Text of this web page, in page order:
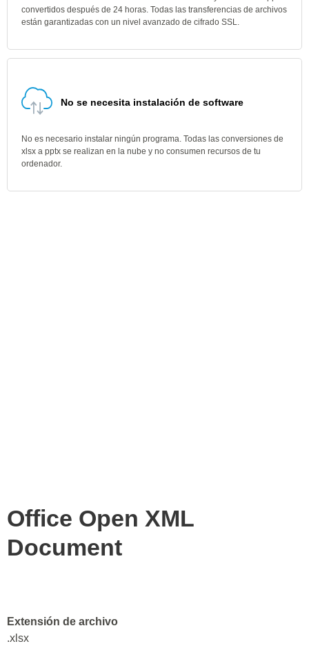
convertidos después de 24 horas. Todas las transferencias de archivos
están garantizadas con un nivel avanzado de cifrado SSL.
No se necesita instalación de software
No es necesario instalar ningún programa. Todas las conversiones de
xlsx a pptx se realizan en la nube y no consumen recursos de tu
ordenador.
Office Open XML
Document
Extensión de archivo
.xlsx